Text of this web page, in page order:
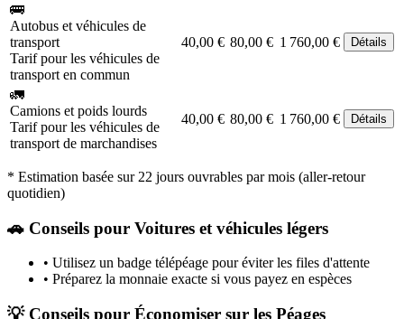
🚌
Autobus et véhicules de
transport
Tarif pour les véhicules de
transport en commun
40,00 € 80,00 € 1 760,00 € Détails
🚛
Camions et poids lourds
Tarif pour les véhicules de
transport de marchandises
40,00 € 80,00 € 1 760,00 € Détails
* Estimation basée sur 22 jours ouvrables par mois (aller-retour
quotidien)
🚗 Conseils pour Voitures et véhicules légers
• Utilisez un badge télépéage pour éviter les files d'attente
• Préparez la monnaie exacte si vous payez en espèces
💡 Conseils pour Économiser sur les Péages